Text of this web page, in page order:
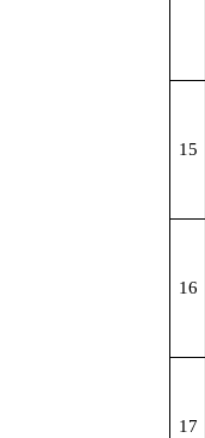
15
16
17